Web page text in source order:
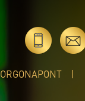
ORGONAPONT